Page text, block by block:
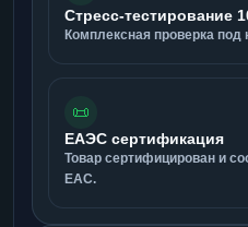
Стресс-тестирование
Комплексная проверка под
📜
ЕАЭС сертификация
Товар сертифицирован и
ЕАС.